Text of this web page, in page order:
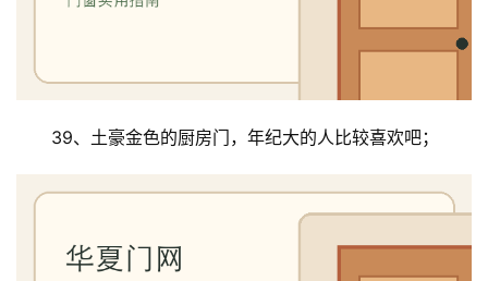
39、土豪金色的厨房门，年纪大的人比较喜欢吧；